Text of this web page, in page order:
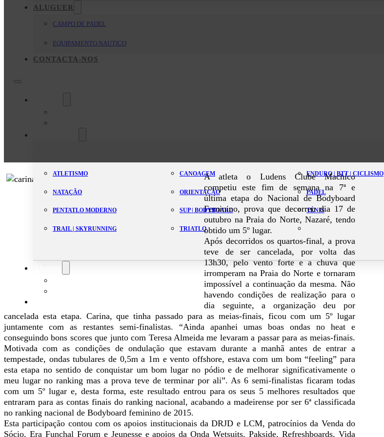
ALUGUER
CAMPO DE PADEL
EQUIPAMENTO NAUTICO
CONTACTA-NOS
ATLETISMO CANOAGEM ENDURO | BTT | CICLISMO
NATAÇÃO ORIENTAÇÃO PADEL
PENTATLO MODERNO SUP | BODYBOARD TÉNIS
TRAIL | SKYRUNNING TRIATLO
A atleta o Ludens Clube Machico
competiu este fim de semana na 7ª e
última etapa do Nacional de Bodyboard
Feminino, prova que decorreu dia 17 de
outubro na Praia do Norte, Nazaré, tendo
obtido um 5º lugar.
Após decorridos os quartos-final, a prova
teve de ser cancelada, por volta das
13h30, pelo vento forte e a chuva que
irromperam na Praia do Norte e tornaram
impossível a continuação da mesma. Não
havendo condições de realização para o
dia seguinte, a organização deu por
cancelada esta etapa. Carina, que tinha passado para as meias-finais, ficou com um 5º lugar
juntamente com as restantes semi-finalistas. “Ainda apanhei umas boas ondas no heat e
conseguindo bons scores que junto com Teresa Almeida me levaram a passar para as meias-finais.
Motivada com as condições de ondulação que estavam durante a manhã antes de entrar a
tempestade, ondas tubulares de 0,5m a 1m e vento offshore, estava com um bom “feeling” para
esta etapa no sentido de conquistar um bom lugar no pódio e de melhorar significativamente o
meu lugar no ranking mas a prova teve de terminar por ali”. As 6 semi-finalistas ficaram todas
com um 5º lugar e, desta forma, este resultado entrou para os seus 5 melhores resultados que
entraram para as contas finais do ranking nacional, acabando a madeirense por ser 6ª classificada
no ranking nacional de Bodyboard feminino de 2015.
Esta participação contou com os apoios institucionais da DRJD e LCM, patrocínios da Venda do
Sócio, Era Funchal Forum e Jeunesse e apoios da Onda Wetsuits, Pakside, Refreshboards, Vida